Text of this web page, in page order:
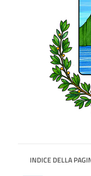
INDICE DELLA